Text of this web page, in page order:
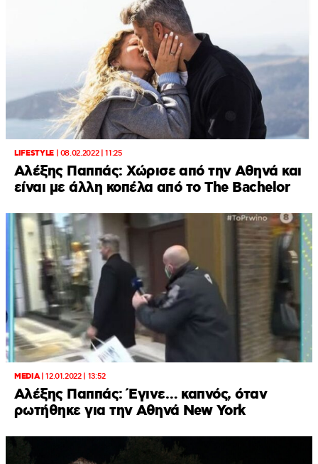
LIFESTYLE| 08.02.2022 | 11:25
Αλέξης Παππάς: Χώρισε από την Αθηνά και
είναι με άλλη κοπέλα από το The Bachelor
MEDIA|12.01.2022 | 13:52
Αλέξης Παππάς: Έγινε… καπνός, όταν
ρωτήθηκε για την Αθηνά New York